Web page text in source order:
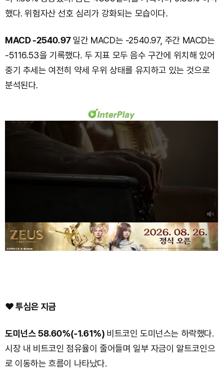
했다. 위험자산 선호 심리가 강화되는 모습이다.
MACD -2540.97 일간 MACD는 -2540.97, 주간 MACD는
-5116.53을 기록했다. 두 지표 모두 음수 구간에 위치해 있어
중기 추세는 여전히 약세 우위 상태를 유지하고 있는 것으로
분석된다.
❤️ 투심은 지금
도미넌스 58.60%(-1.61%) 비트코인 도미넌스는 하락했다.
시장 내 비트코인 점유율이 줄어들며 일부 자금이 알트코인으
로 이동하는 흐름이 나타났다.